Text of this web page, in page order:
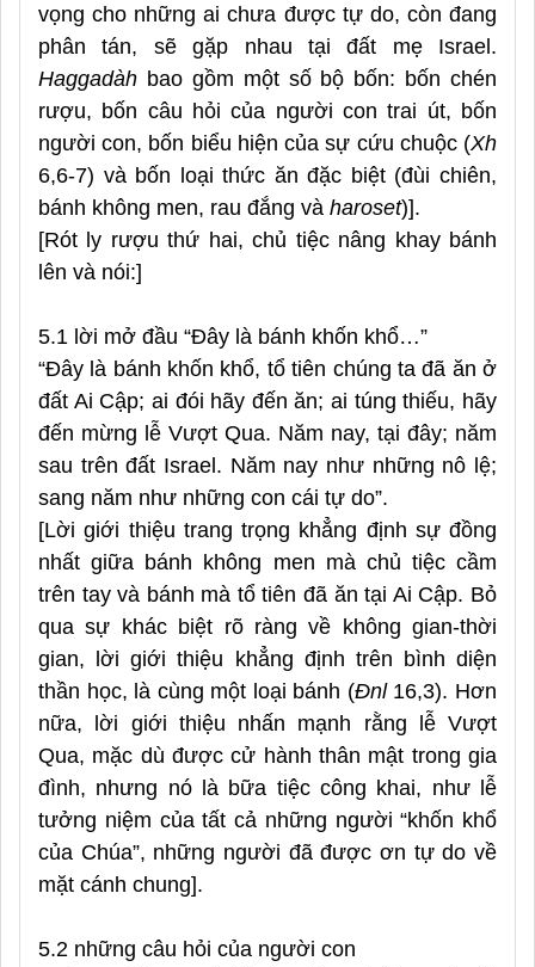
vọng cho những ai chưa được tự do, còn đang
phân tán, sẽ gặp nhau tại đất mẹ Israel.
Haggadàh bao gồm một số bộ bốn: bốn chén
rượu, bốn câu hỏi của người con trai út, bốn
người con, bốn biểu hiện của sự cứu chuộc (Xh
6,6-7) và bốn loại thức ăn đặc biệt (đùi chiên,
bánh không men, rau đắng và haroset)].
[Rót ly rượu thứ hai, chủ tiệc nâng khay bánh
lên và nói:]
5.1 lời mở đầu “Đây là bánh khốn khổ…”
“Đây là bánh khốn khổ, tổ tiên chúng ta đã ăn ở
đất Ai Cập; ai đói hãy đến ăn; ai túng thiếu, hãy
đến mừng lễ Vượt Qua. Năm nay, tại đây; năm
sau trên đất Israel. Năm nay như những nô lệ;
sang năm như những con cái tự do”.
[Lời giới thiệu trang trọng khẳng định sự đồng
nhất giữa bánh không men mà chủ tiệc cầm
trên tay và bánh mà tổ tiên đã ăn tại Ai Cập. Bỏ
qua sự khác biệt rõ ràng về không gian-thời
gian, lời giới thiệu khẳng định trên bình diện
thần học, là cùng một loại bánh (Đnl16,3). Hơn
nữa, lời giới thiệu nhấn mạnh rằng lễ Vượt
Qua, mặc dù được cử hành thân mật trong gia
đình, nhưng nó là bữa tiệc công khai, như lễ
tưởng niệm của tất cả những người “khốn khổ
của Chúa”, những người đã được ơn tự do về
mặt cánh chung].
5.2 những câu hỏi của người con